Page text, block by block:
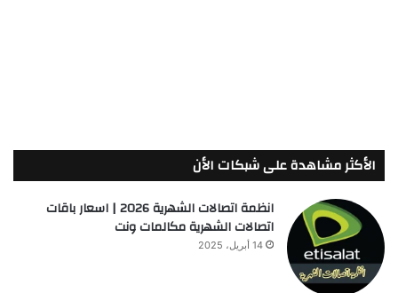
الأكثر مشاهدة على شبكات الأن
انظمة اتصالات الشهرية 2026 | اسعار باقات
اتصالات الشهرية مكالمات ونت
14 أبريل، 2025